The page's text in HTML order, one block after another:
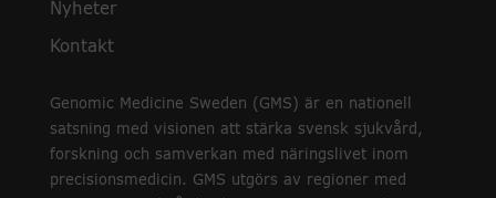
Nyheter
Kontakt
Genomic Medicine Sweden (GMS) är en nationell
satsning med visionen att stärka svensk sjukvård,
forskning och samverkan med näringslivet inom
precisionsmedicin. GMS utgörs av regioner med